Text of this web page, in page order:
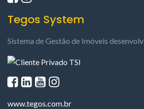
Tegos System
Sistema de Gestão de Imóveis
www.tegos.com.br